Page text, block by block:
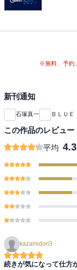
※無料、予約
新刊通知
石塚真一 ＢＬＵ
この作品のレビュー
平均 4.3
kazamidori3
続きが気になって仕方